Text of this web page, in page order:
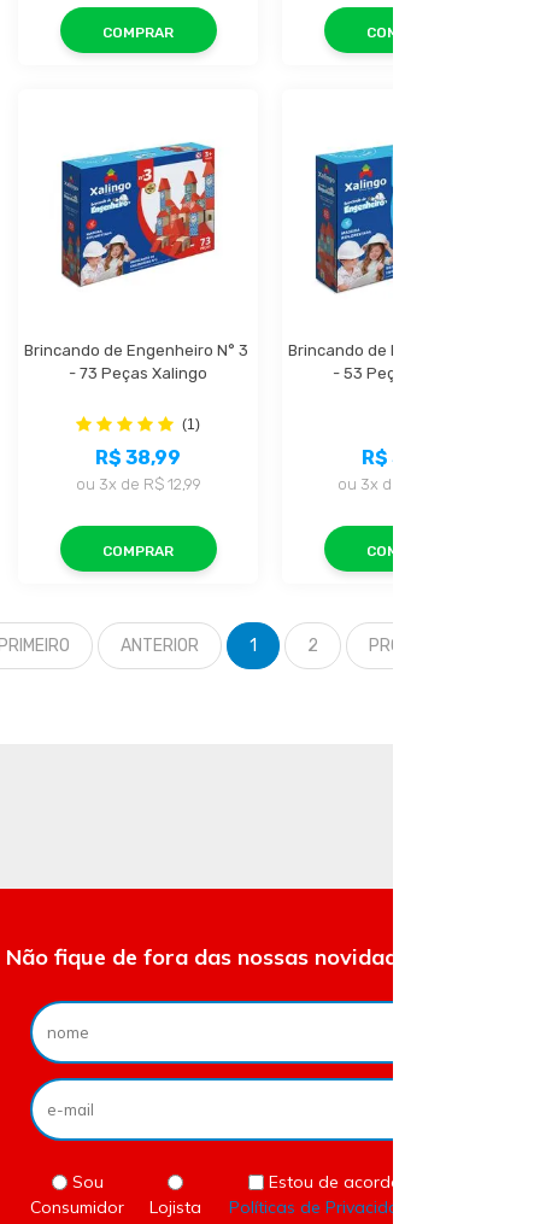
COMPRAR COMPRAR
Brincando de Engenheiro N° 3
- 73 Peças Xalingo
(1)
R$ 38,99
ou 3x de R$ 12,99
COMPRAR
Brincando de Engenheiro N° 2
- 53 Peças Xalingo
R$ 31,99
ou 3x de
COMPRAR
ANTERIOR 1 2 PRÓXIMO
Não fique de fora das nossas novidades e ofertas.
Sou
Consumidor
Lojista
Estou de acordo com as
Políticas de Privacidade